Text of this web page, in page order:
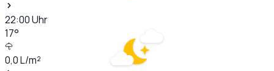
22:00Uhr
17°
0,0L/m²